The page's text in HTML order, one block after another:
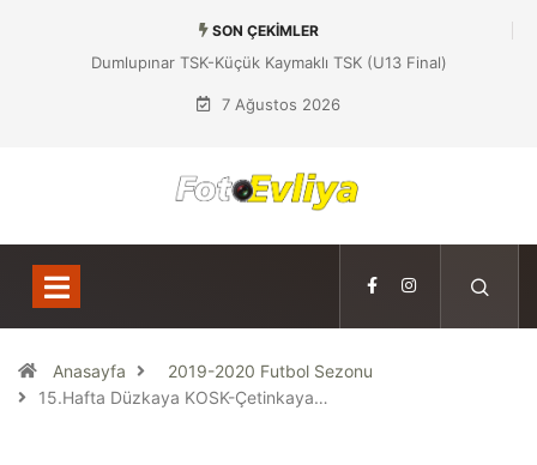
SON ÇEKIMLER
Dumlupınar TSK-Küçük Kaymaklı TSK (U13 Final)
7 Ağustos 2026
Anasayfa
2019-2020 Futbol Sezonu
15.Hafta Düzkaya KOSK-Çetinkaya…